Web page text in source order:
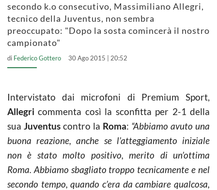
secondo k.o consecutivo, Massimiliano Allegri,
tecnico della Juventus, non sembra
preoccupato: "Dopo la sosta comincerà il nostro
campionato"
di Federico Gottero 30 Ago 2015 | 20:52
Intervistato dai microfoni di Premium Sport,
Allegri commenta così la sconfitta per 2-1 della
sua Juventus contro la Roma: “Abbiamo avuto una
buona reazione, anche se l’atteggiamento iniziale
non è stato molto positivo, merito di un’ottima
Roma. Abbiamo sbagliato troppo tecnicamente e nel
secondo tempo, quando c’era da cambiare qualcosa,